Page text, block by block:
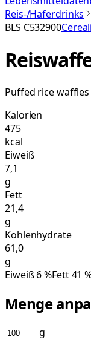
Reis-/Haferdrinks
BLS C532900
Puffed rice
Kalorien
475
kcal
Eiweiß
7,1
g
Fett
21,4
g
Kohlenhydrate
61,0
g
Eiweiß6%Fett41
Menge
g